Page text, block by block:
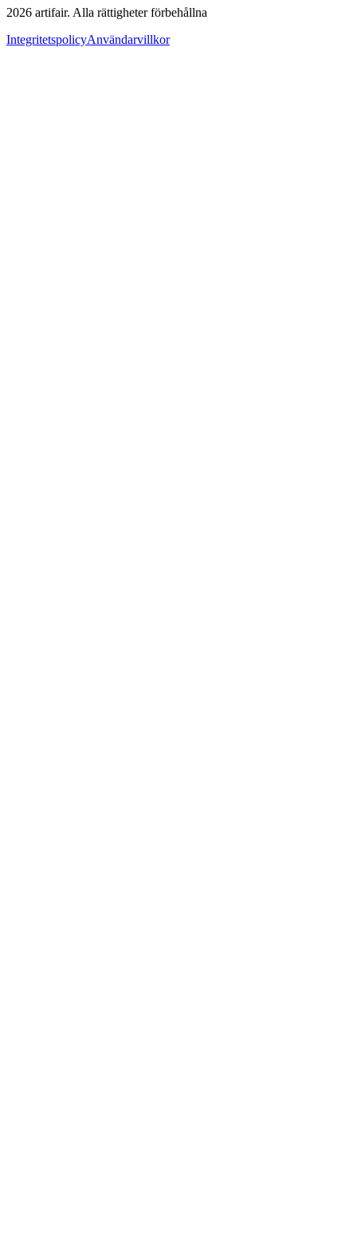
2026 artifair. Alla rättigheter förbehållna
IntegritetspolicyAnvändarvillkor